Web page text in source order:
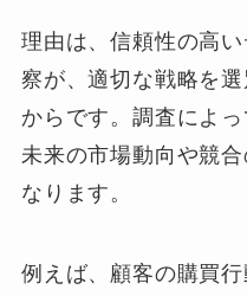
理由は、信頼性の高
察が、適切な戦略を
からです。調査によ
未来の市場動向や競
なります。
例えば、顧客の購買